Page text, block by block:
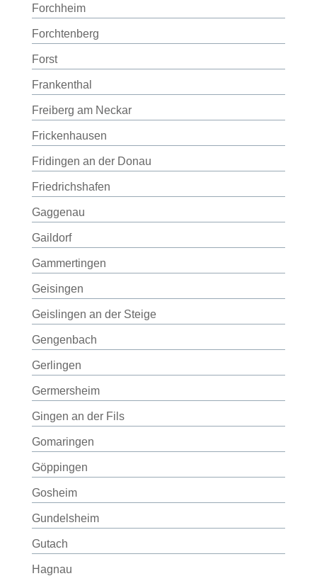
Forchheim
Forchtenberg
Forst
Frankenthal
Freiberg am Neckar
Frickenhausen
Fridingen an der Donau
Friedrichshafen
Gaggenau
Gaildorf
Gammertingen
Geisingen
Geislingen an der Steige
Gengenbach
Gerlingen
Germersheim
Gingen an der Fils
Gomaringen
Göppingen
Gosheim
Gundelsheim
Gutach
Hagnau